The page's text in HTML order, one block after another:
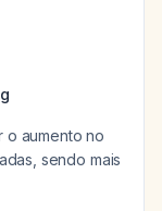
o aumento no
sendo mais